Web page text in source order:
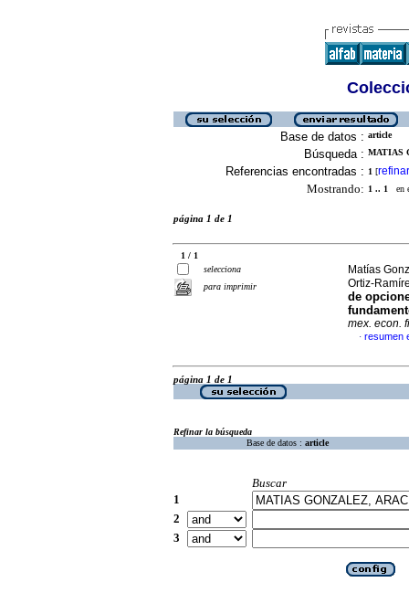
Base de datos : article
Búsqueda : MATIAS
Referencias encontradas : 1 [refinar
Mostrando: 1 .. 1 en
página 1 de 1
1 / 1
selecciona
para imprimir
Matías
Ortiz-
de
mex. econ.
· resumen
página 1 de 1
Refinar la búsqueda
Base de datos : article
Buscar
1
2
3